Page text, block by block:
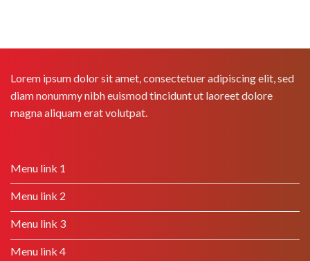
Lorem ipsum dolor sit amet, consectetuer adipiscing elit, sed
diam nonummy nibh euismod tincidunt ut laoreet dolore
magna aliquam erat volutpat.
Menu link 1
Menu link 2
Menu link 3
Menu link 4